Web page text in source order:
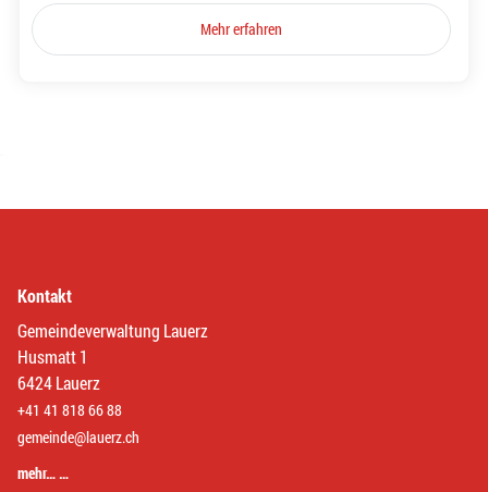
Mehr erfahren
Kontakt
Gemeindeverwaltung Lauerz
Husmatt 1
6424 Lauerz
+41 41 818 66 88
gemeinde@lauerz.ch
mehr… …